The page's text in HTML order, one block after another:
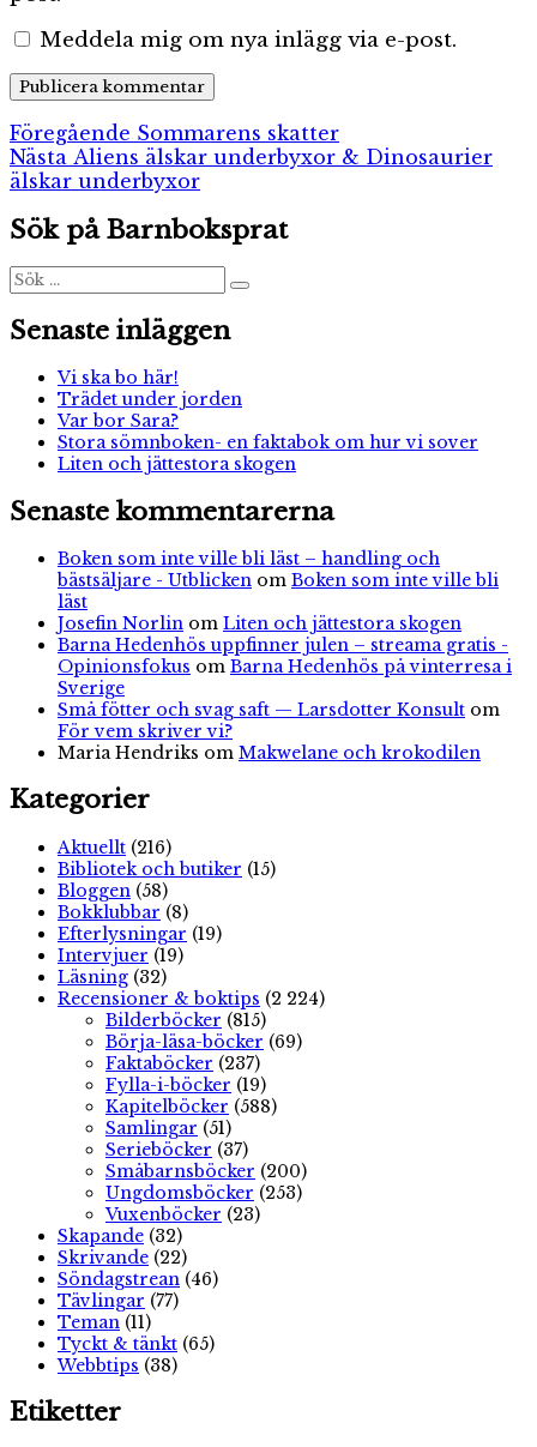
Meddela mig om nya inlägg via e-post.
Inläggsnavigering
Föregående Föregående
inlägg:
Sommarens skatter
Nästa Nästa
inlägg:
Aliens älskar underbyxor & Dinosaurier
älskar underbyxor
Sök på Barnboksprat
Sök
efter:
Sök
Senaste inläggen
Vi ska bo här!
Trädet under jorden
Var bor Sara?
Stora sömnboken- en faktabok om hur vi sover
Liten och jättestora skogen
Senaste kommentarerna
Boken som inte ville bli läst – handling och
bästsäljare - Utblicken om Boken som inte ville bli
läst
Josefin Norlin om Liten och jättestora skogen
Barna Hedenhös uppfinner julen – streama gratis -
Opinionsfokus om Barna Hedenhös på vinterresa i
Sverige
Små fötter och svag saft — Larsdotter Konsult om
För vem skriver vi?
Maria Hendriks om Makwelane och krokodilen
Kategorier
Aktuellt (216)
Bibliotek och butiker (15)
Bloggen (58)
Bokklubbar (8)
Efterlysningar (19)
Intervjuer (19)
Läsning (32)
Recensioner & boktips (2 224)
Bilderböcker (815)
Börja-läsa-böcker (69)
Faktaböcker (237)
Fylla-i-böcker (19)
Kapitelböcker (588)
Samlingar (51)
Serieböcker (37)
Småbarnsböcker (200)
Ungdomsböcker (253)
Vuxenböcker (23)
Skapande (32)
Skrivande (22)
Söndagstrean (46)
Tävlingar (77)
Teman (11)
Tyckt & tänkt (65)
Webbtips (38)
Etiketter